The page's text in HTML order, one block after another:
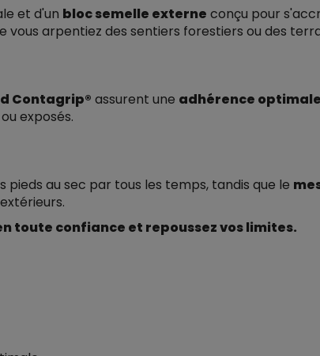
et d'un bloc semelle externe conçu pour
arpentiez des sentiers forestiers ou des
Contagrip® assurent une adhérence optimale
exposés.
au sec par tous les temps, tandis que le
toute confiance et repoussez vos limites.